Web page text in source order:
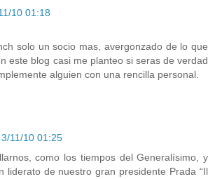
10 01:18
solo un socio mas, avergonzado de lo que
este blog casi me planteo si seras de verdad
alguien con una rencilla personal.
3/11/10 01:25
como los tiempos del Generalísimo, y
liderato de nuestro gran presidente Prada “Il